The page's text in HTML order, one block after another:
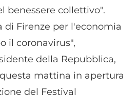
benessere collettivo".
di Firenze per l'economia
il coronavirus",
della Repubblica,
mattina in apertura
del Festival